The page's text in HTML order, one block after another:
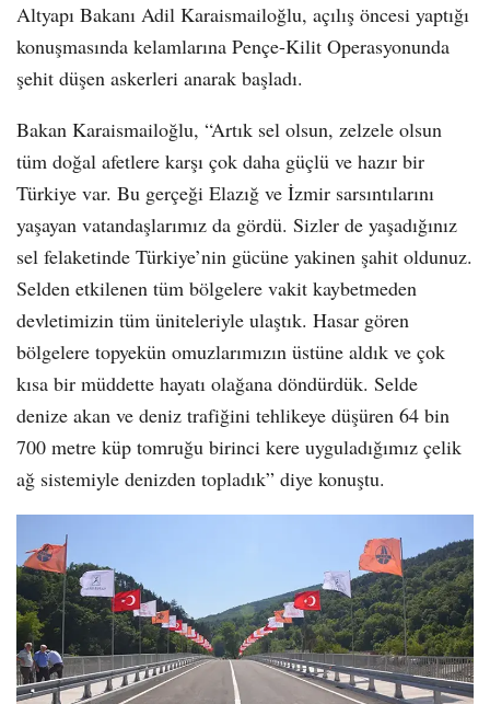
Altyapı Bakanı Adil Karaismailoğlu, açılış öncesi yaptığı
konuşmasında kelamlarına Pençe-Kilit Operasyonunda
şehit düşen askerleri anarak başladı.
Bakan Karaismailoğlu, “Artık sel olsun, zelzele olsun
tüm doğal afetlere karşı çok daha güçlü ve hazır bir
Türkiye var. Bu gerçeği Elazığ ve İzmir sarsıntılarını
yaşayan vatandaşlarımız da gördü. Sizler de yaşadığınız
sel felaketinde Türkiye’nin gücüne yakinen şahit oldunuz.
Selden etkilenen tüm bölgelere vakit kaybetmeden
devletimizin tüm üniteleriyle ulaştık. Hasar gören
bölgelere topyekün omuzlarımızın üstüne aldık ve çok
kısa bir müddette hayatı olağana döndürdük. Selde
denize akan ve deniz trafiğini tehlikeye düşüren 64 bin
700 metre küp tomruğu birinci kere uyguladığımız çelik
ağ sistemiyle denizden topladık” diye konuştu.